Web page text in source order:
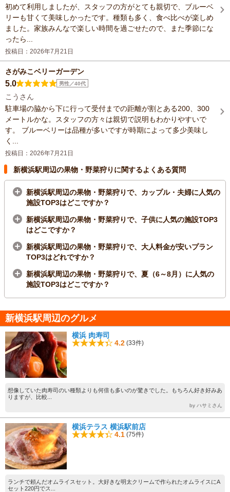
初めて利用しましたが、スタッフの方がとても親切で、ブルーベ
リーも甘くて美味しかったです。種類も多く、食べ比べが楽しめ
ました。家族みんなで楽しい時間を過ごせたので、また季節にな
ったら...
投稿日：2026年7月21日
さがみこベリーガーデン
5.0 男性／40代
こうさん
駐車場の脇から下に行って受付までの距離が割とある200、300
メートルかな。スタッフの方々は親切で説明もわかりやすいで
す。 ブルーベリーは品種が多いですが時期によって多少美味し
く...
投稿日：2026年7月21日
新横浜駅周辺の果物・野菜狩りに関するよくある質問
新横浜駅周辺の果物・野菜狩りで、カップル・夫婦に人気の
施設TOP3はどこですか？
新横浜駅周辺の果物・野菜狩りで、子供に人気の施設TOP3
はどこですか？
新横浜駅周辺の果物・野菜狩りで、大人料金が安いプラン
TOP3はどれですか？
新横浜駅周辺の果物・野菜狩りで、夏（6～8月）に人気の
施設TOP3はどこですか？
新横浜駅周辺のグルメ
横浜 肉寿司
4.2 (33件)
想像していた肉寿司のい種類よりも何倍も多いのが驚きでした。もちろん好き好みあ
りますが、比較...
by ハサミさん
横浜テラス 横浜駅前店
4.1 (75件)
ランチで頼んだオムライスセット。大好きな明太クリームで作られたオムライスにA
セット220円でス...